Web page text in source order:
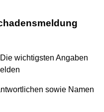
wichtigsten Angaben
sowie Namen